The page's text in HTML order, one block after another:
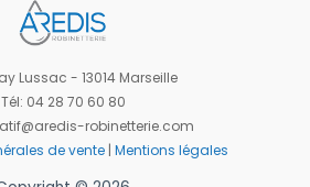
Lussac - 13014 Marseille
Tél: 04 28 70 60 80
robinetterie.com
de vente| Mentions légales